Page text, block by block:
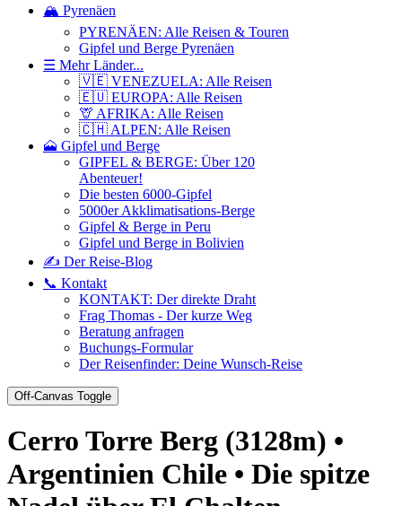
🏔️ Pyrenäen
PYRENÄEN: Alle Reisen & Touren
Gipfel und Berge Pyrenäen
☰ Mehr Länder...
🇻🇪 VENEZUELA: Alle Reisen
🇪🇺 EUROPA: Alle Reisen
🦒 AFRIKA: Alle Reisen
🇨🇭 ALPEN: Alle Reisen
🗻 Gipfel und Berge
GIPFEL & BERGE: Über 120
Abenteuer!
Die besten 6000-Gipfel
5000er Akklimatisations-Berge
Gipfel & Berge in Peru
Gipfel und Berge in Bolivien
✍️ Der Reise-Blog
📞 Kontakt
KONTAKT: Der direkte Draht
Frag Thomas - Der kurze Weg
Beratung anfragen
Buchungs-Formular
Der Reisenfinder: Deine Wunsch-Reise
Off-Canvas Toggle
Cerro Torre Berg (3128m) •
Argentinien Chile • Die spitze